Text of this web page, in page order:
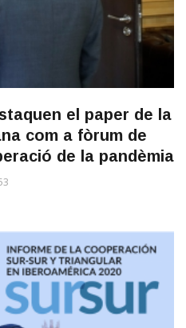
el paper de la
com a fòrum de
de la pandèmia